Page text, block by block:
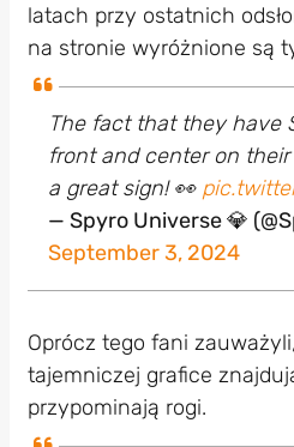
latach przy ostatnich
na stronie wyróżnione są
The fact that they have
front and center on
a great sign! 👀
— Spyro Universe 💎
September 3, 2024
Oprócz tego fani
tajemniczej grafice
przypominają rogi.